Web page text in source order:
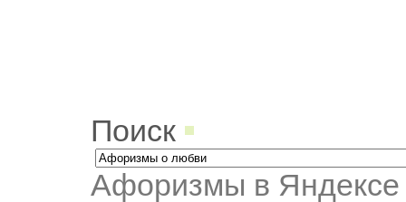
Поиск
Афоризмы в Яндексе